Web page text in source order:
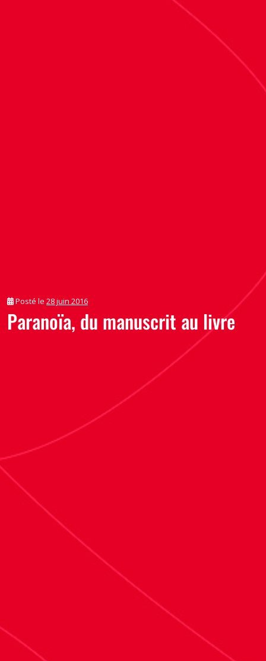
Posté le 28 juin 2016
Paranoïa, du manuscrit au livre